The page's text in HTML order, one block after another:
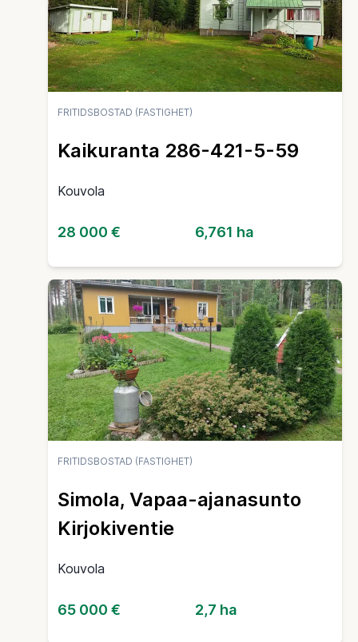
FRITIDSBOSTAD (FASTIGHET)
Kaikuranta 286-421-5-59
Kouvola
28 000 € 6,761 ha
FRITIDSBOSTAD (FASTIGHET)
Simola, Vapaa-ajanasunto
Kirjokiventie
Kouvola
65 000 € 2,7 ha